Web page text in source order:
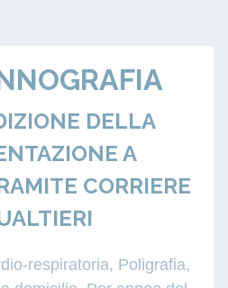
DELLA
A
CORRIERE
respiratoria, Poligrafia,